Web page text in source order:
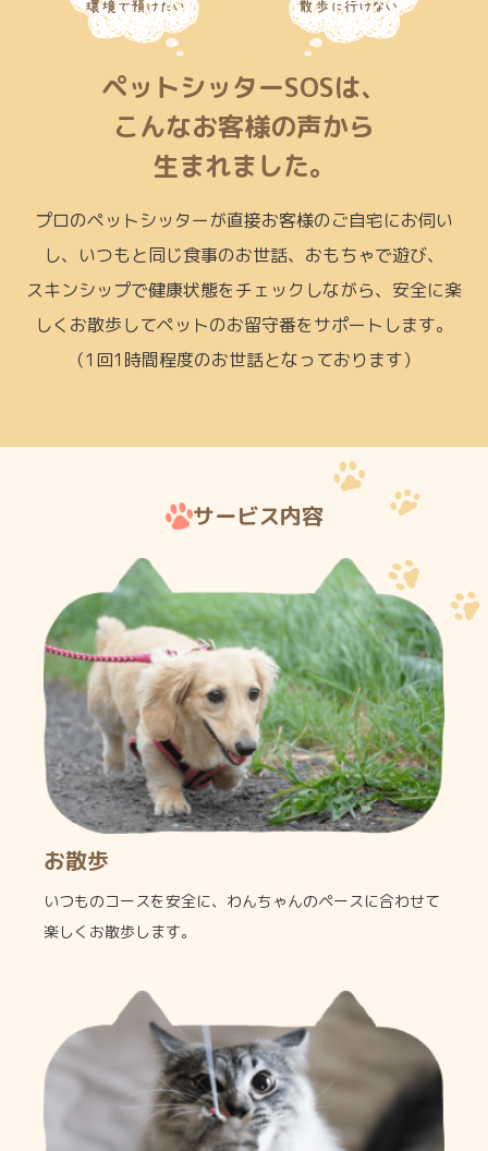
ペットシッターSOSは、
こんなお客様の声から
生まれました。
プロのペットシッターが直接お客様のご自宅にお伺い
し、いつもと同じ食事のお世話、おもちゃで遊び、
スキンシップで健康状態をチェックしながら、安全に楽
しくお散歩してペットのお留守番をサポートします。
（1回1時間程度のお世話となっております）
サービス内容
お散歩
いつものコースを安全に、わんちゃんのペースに合わせて
楽しくお散歩します。